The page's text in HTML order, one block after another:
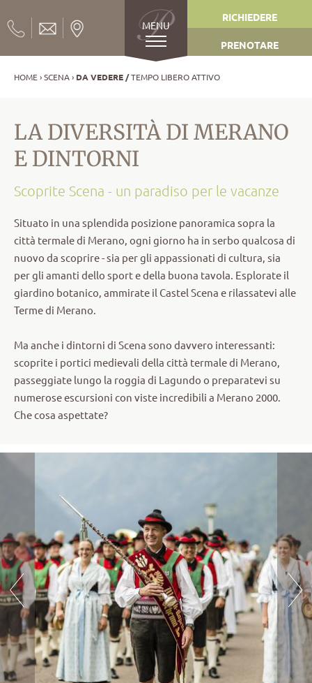
MENU
RICHIEDERE
PRENOTARE
HOME SCENA DA VEDERE TEMPO LIBERO ATTIVO
LA DIVERSITÀ DI MERANO
E DINTORNI
Scoprite Scena - un paradiso per le vacanze
Situato in una splendida posizione panoramica sopra la
città termale di Merano, ogni giorno ha in serbo qualcosa di
nuovo da scoprire - sia per gli appassionati di cultura, sia
per gli amanti dello sport e della buona tavola. Esplorate il
giardino botanico, ammirate il Castel Scena e rilassatevi alle
Terme di Merano.
Ma anche i dintorni di Scena sono davvero interessanti:
scoprite i portici medievali della città termale di Merano,
passeggiate lungo la roggia di Lagundo o preparatevi su
numerose escursioni con viste incredibili a Merano 2000.
Che cosa aspettate?